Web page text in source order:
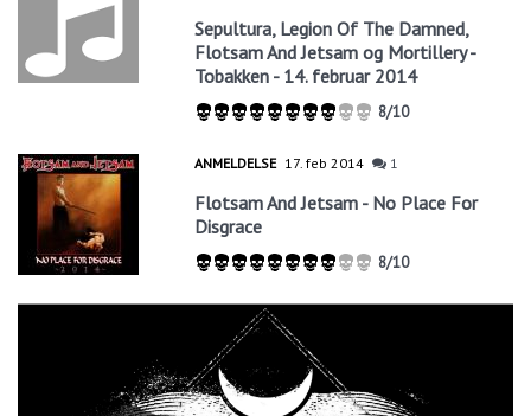
Sepultura, Legion Of The Damned,
Flotsam And Jetsam og Mortillery -
Tobakken - 14. februar 2014
8/10
ANMELDELSE 17. feb 2014 1
Flotsam And Jetsam - No Place For
Disgrace
8/10